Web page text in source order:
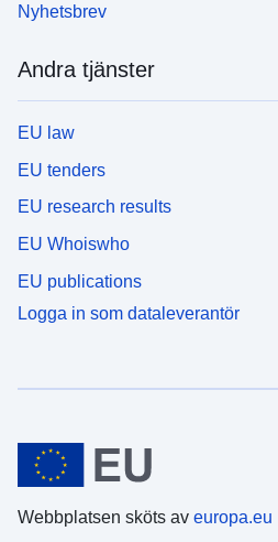
Nyhetsbrev
Andra tjänster
EU law
EU tenders
EU research results
EU Whoiswho
EU publications
Logga in som dataleverantör
Webbplatsen sköts av europa.eu